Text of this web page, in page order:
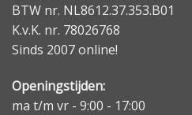
BTW nr. NL8612.37.353.B01
K.v.K. nr. 78026768
Sinds 2007 online!
Openingstijden:
ma t/m vr - 9:00 - 17:00